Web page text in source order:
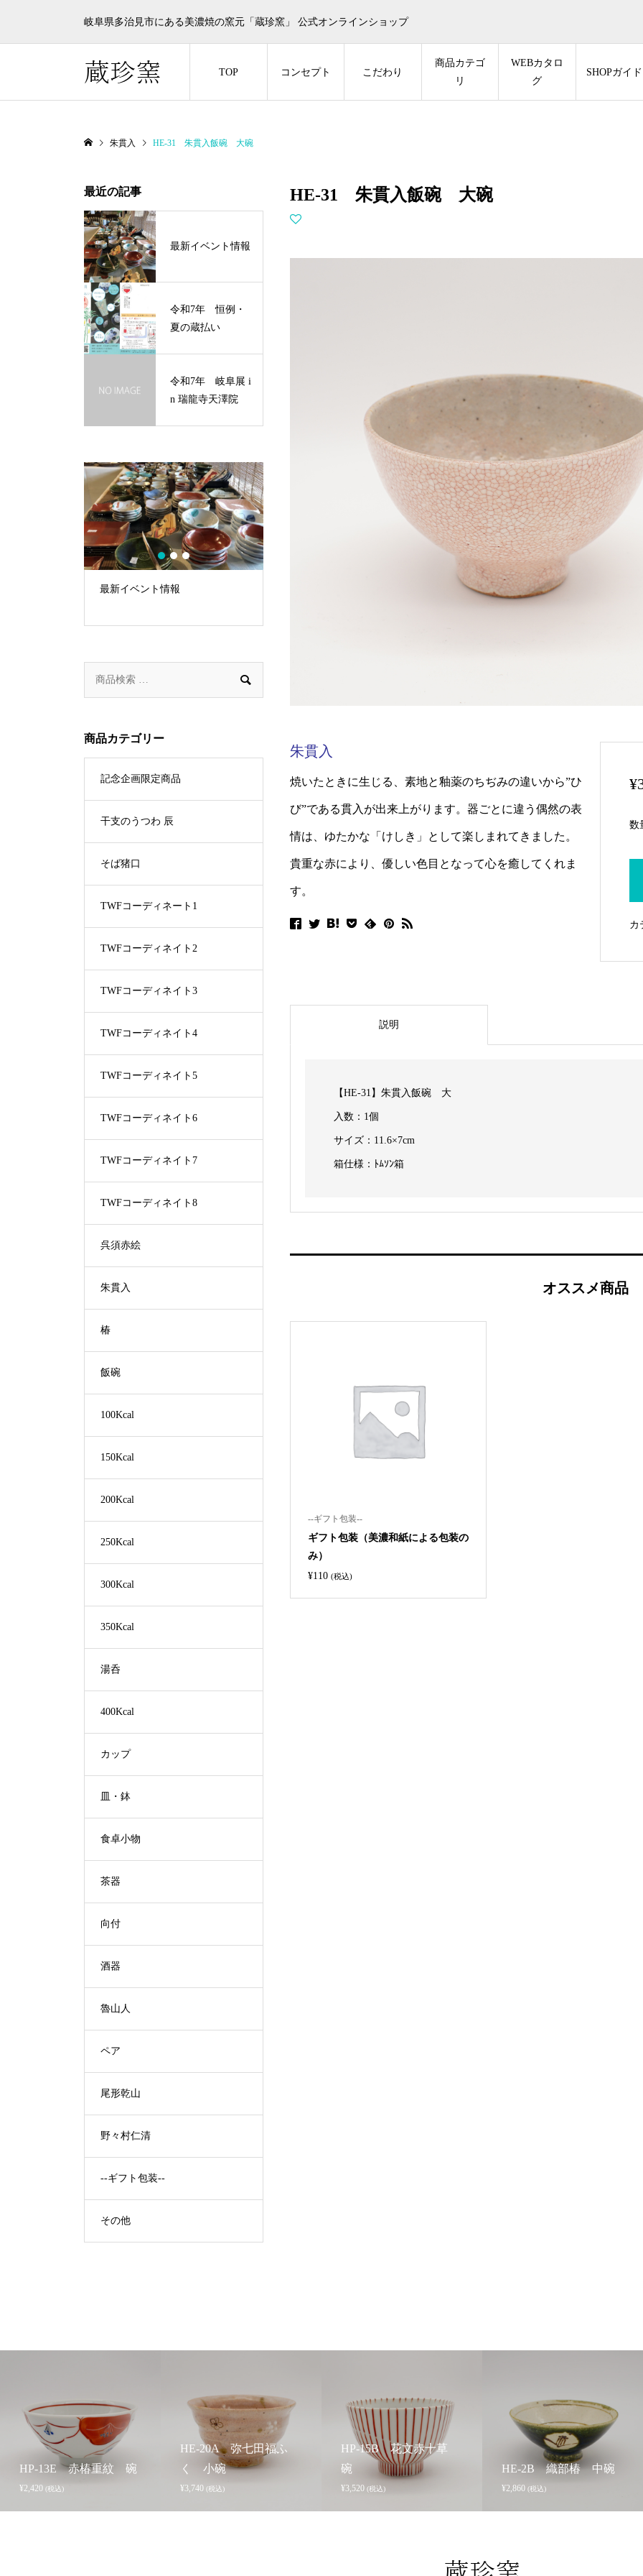
岐阜県多治見市にある美濃焼の窯元「蔵珍窯」 公式オンラインショップ
TOP コンセプト こだわり
商品カテゴ
リ
WEBカタロ
グ
SHOPガイド
朱貫入 HE-31 朱貫入飯碗 大碗
HE-31 朱貫入飯碗 大碗
朱貫入
焼いたときに生じる、素地と釉薬のちぢみの違いから”ひ
び”である貫入が出来上がります。器ごとに違う偶然の表
情は、ゆたかな「けしき」として楽しまれてきました。
貴重な赤により、優しい色目となって心を癒してくれま
す。
¥
数
カ
説明
【HE-31】朱貫入飯碗 大
入数：1個
サイズ：11.6×7cm
箱仕様：ﾄﾑｿﾝ箱
オススメ商品
--ギフト包装--
ギフト包装（美濃和紙による包装の
み）
¥110 (税込)
最近の記事
最新イベント情報
令和7年 恒例・
夏の蔵払い
令和7年 岐阜展 i
n 瑞龍寺天澤院
最新イベント情報
令和7年 岐阜展 in 瑞龍寺天澤
1 2 3

商品カテゴリー
記念企画限定商品
干支のうつわ 辰
そば猪口
TWFコーディネート1
TWFコーディネイト2
TWFコーディネイト3
TWFコーディネイト4
TWFコーディネイト5
TWFコーディネイト6
TWFコーディネイト7
TWFコーディネイト8
呉須赤絵
朱貫入
椿
飯碗
100Kcal
150Kcal
200Kcal
250Kcal
300Kcal
350Kcal
湯呑
400Kcal
カップ
皿・鉢
食卓小物
茶器
向付
酒器
魯山人
ペア
尾形乾山
野々村仁清
--ギフト包装--
その他
HP-13E 赤椿重紋 碗
¥2,420 (税込)
HE-20A 弥七田福ふ
く 小碗
¥3,740 (税込)
HP-15B 花文赤十草
碗
¥3,520 (税込)
HE-2B 織部椿 中碗
¥2,860 (税込)